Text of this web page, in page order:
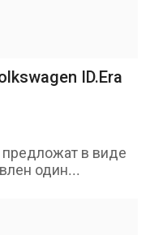
ID.Era
в виде
один...